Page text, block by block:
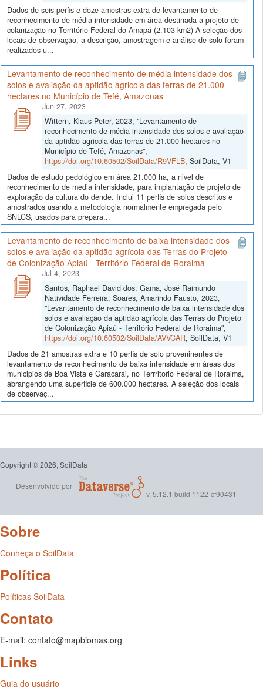
Dados de seis perfis e doze amostras extra de levantamento de
reconhecimento de média intensidade em área destinada a projeto de
colanização no Território Federal do Amapá (2.103 km2) A seleção dos
locais de observação, a descrição, amostragem e análise de solo foram
realizados u...
Levantamento de reconhecimento de média intensidade dos
solos e avaliação da aptidão agricola das terras de 21.000
hectares no Município de Tefé, Amazonas
Jun 27, 2023
Wittern, Klaus Peter, 2023, "Levantamento de
reconhecimento de média intensidade dos solos e avaliação
da aptidão agricola das terras de 21.000 hectares no
Município de Tefé, Amazonas",
https://doi.org/10.60502/SoilData/R9VFLB, SoilData, V1
Dados de estudo pedológico em área 21.000 ha, a nivel de
reconhecimento de media intensidade, para implantação de projeto de
exploração da cultura do dende. Inclui 11 perfis de solos descritos e
amostrados usando a metodologia normalmente empregada pelo
SNLCS, usados para prepara...
Levantamento de reconhecimento de baixa intensidade dos
solos e avaliação da aptidão agrícola das Terras do Projeto
de Colonização Apiaú - Território Federal de Roraima
Jul 4, 2023
Santos, Raphael David dos; Gama, José Raimundo
Natividade Ferreira; Soares, Amarindo Fausto, 2023,
"Levantamento de reconhecimento de baixa intensidade dos
solos e avaliação da aptidão agrícola das Terras do Projeto
de Colonização Apiaú - Território Federal de Roraima",
https://doi.org/10.60502/SoilData/AVVCAR, SoilData, V1
Dados de 21 amostras extra e 10 perfis de solo proveninentes de
levantamento de reconhecimento de baixa intensidade em áreas dos
municipios de Boa Vista e Caracarai, no Terrritorio Federal de Roraima,
abrangendo uma superficie de 600.000 hectares. A seleção dos locais
de observaç...
Copyright © 2026, SoilData
Desenvolvido por
v. 5.12.1 build 1122-cf90431
Sobre
Conheça o SoilData
Política
Políticas SoilData
Contato
E-mail: contato@mapbiomas.org
Links
Guia do usuário